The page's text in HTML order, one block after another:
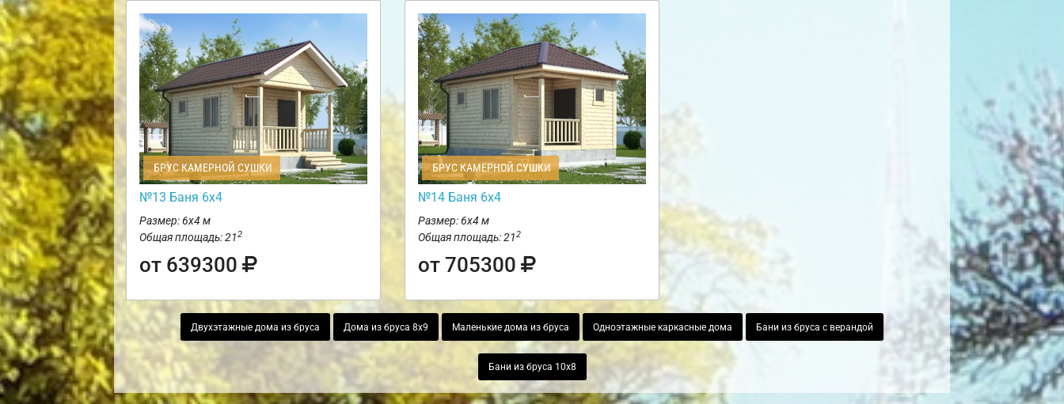
БРУС КАМЕРНОЙ СУШКИ
№13 Баня 6х4
Размер: 6х4 м
Общая площадь: 212
от 639300
БРУС КАМЕРНОЙ СУШКИ
№14 Баня 6х4
Размер: 6х4 м
Общая площадь: 212
от 705300
Двухэтажные дома из бруса Дома из бруса 8х9 Маленькие дома из бруса Одноэтажные каркасные дома Бани из бруса с верандой
Бани из бруса 10х8